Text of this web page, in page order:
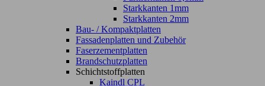
Starkkanten 1mm
Starkkanten 2mm
Bau- / Kompaktplatten
Fassadenplatten und Zubehör
Faserzementplatten
Brandschutzplatten
Schichtstoffplatten
Kaindl CPL